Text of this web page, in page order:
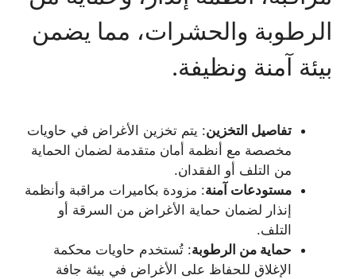
الرطوبة والحشرات، مما يضمن
بيئة آمنة ونظيفة.
تفاصيل التخزين: يتم تخزين الأغراض في حاويات
مخصصة مع أنظمة أمان متقدمة لضمان الحماية
من التلف أو الفقدان.
مستودعات آمنة: مزودة بكاميرات مراقبة وأنظمة
إنذار لضمان حماية الأغراض من السرقة أو
التلف.
حماية من الرطوبة: تُستخدم حاويات محكمة
الإغلاق للحفاظ على الأغراض في بيئة جافة